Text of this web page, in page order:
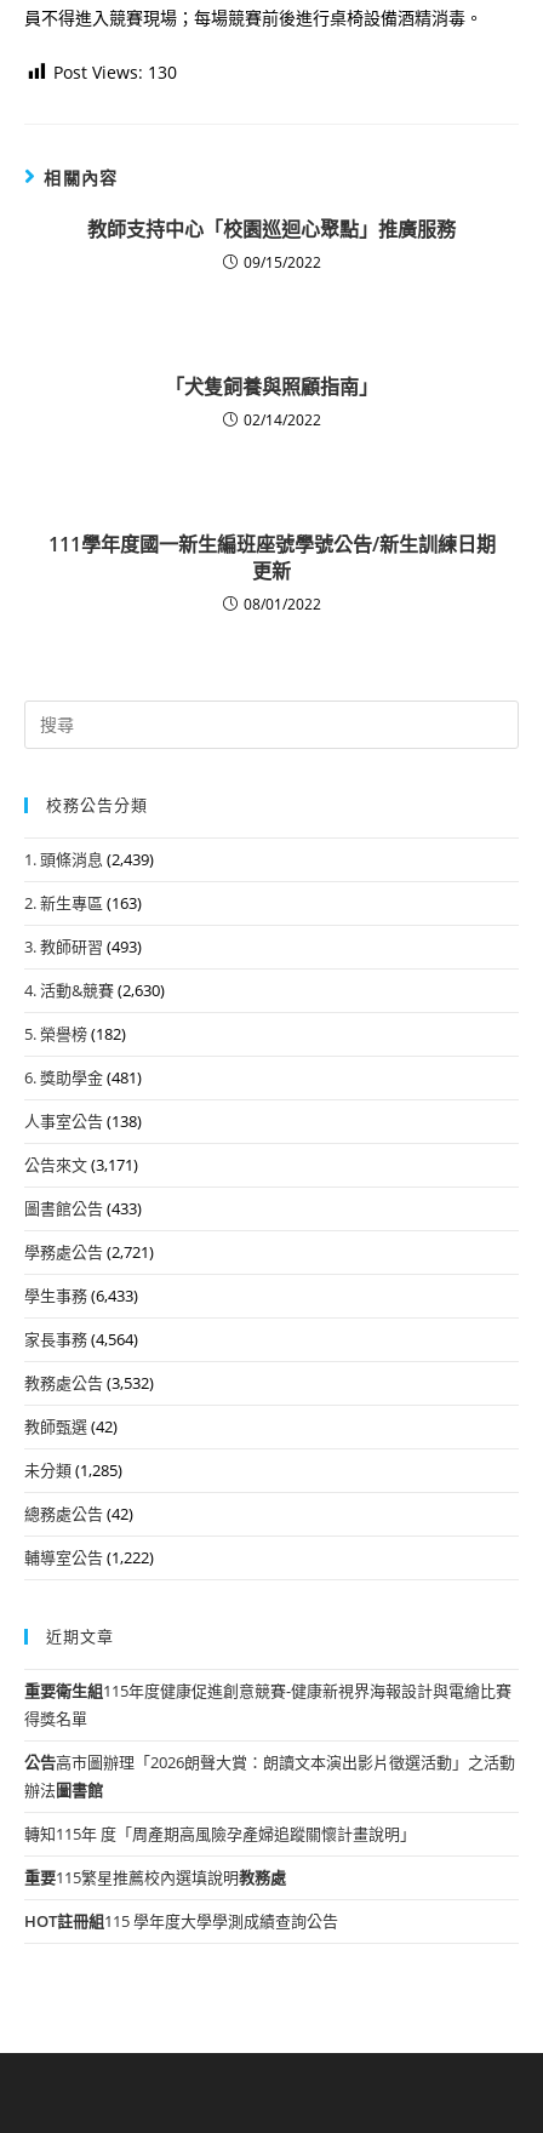
員不得進入競賽現場；每場競賽前後進行桌椅設備酒精消毒。
Post Views: 130
相關內容
教師支持中心「校園巡迴心聚點」推廣服務
09/15/2022
「犬隻飼養與照顧指南」
02/14/2022
111學年度國一新生編班座號學號公告/新生訓練日期
更新
08/01/2022
Search
for:
校務公告分類
1. 頭條消息 (2,439)
2. 新生專區 (163)
3. 教師研習 (493)
4. 活動&競賽(2,630)
5. 榮譽榜(182)
6. 獎助學金(481)
人事室公告(138)
公告來文(3,171)
圖書館公告(433)
學務處公告(2,721)
學生事務(6,433)
家長事務(4,564)
教務處公告(3,532)
教師甄選(42)
未分類(1,285)
總務處公告(42)
輔導室公告(1,222)
近期文章
重要衛生組115年度健康促進創意競賽-健康新視界海報設計與電繪比賽
得獎名單
公告高市圖辦理「2026朗聲大賞：朗讀文本演出影片徵選活動」之活動
辦法圖書館
轉知115年 度「周產期高風險孕產婦追蹤關懷計畫說明」
重要115繁星推薦校內選填說明教務處
HOT註冊組115 學年度大學學測成績查詢公告